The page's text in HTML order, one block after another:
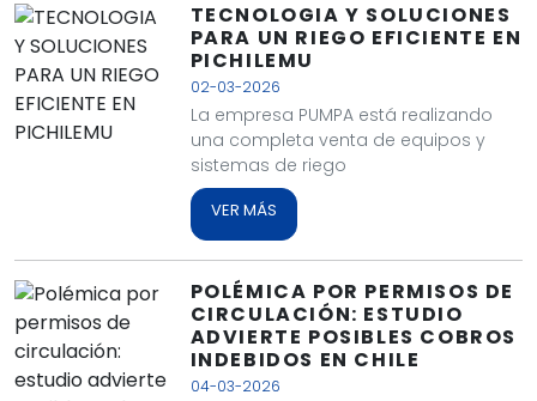
TECNOLOGIA Y SOLUCIONES
PARA UN RIEGO EFICIENTE EN
PICHILEMU
02-03-2026
La empresa PUMPA está realizando
una completa venta de equipos y
sistemas de riego
VER MÁS
POLÉMICA POR PERMISOS DE
CIRCULACIÓN: ESTUDIO
ADVIERTE POSIBLES COBROS
INDEBIDOS EN CHILE
04-03-2026